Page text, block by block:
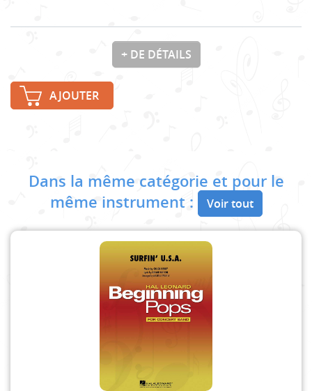
+ DE DÉTAILS
AJOUTER
Dans la même catégorie et pour le
même instrument :
Voir tout